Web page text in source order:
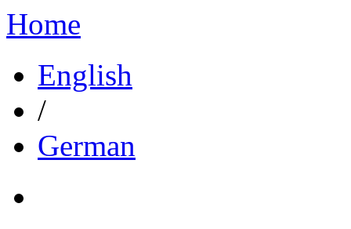
Home
English
/
German